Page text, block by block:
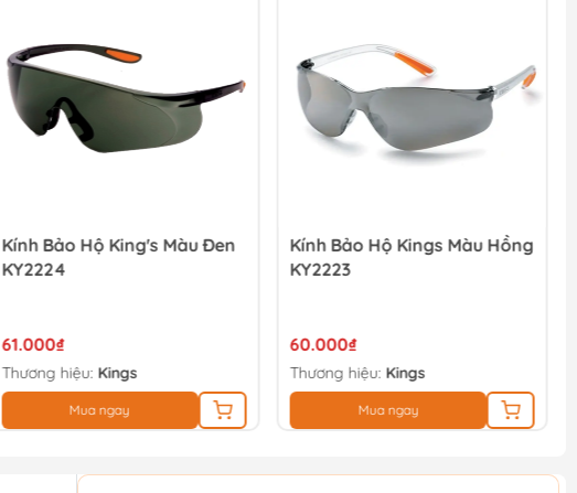
Kính Bảo Hộ King's Màu Đen
KY2224
61.000₫
Thương hiệu: Kings
Mua ngay
Kính Bảo Hộ Kings Màu Hồng
KY2223
60.000₫
Thương hiệu: Kings
Mua ngay